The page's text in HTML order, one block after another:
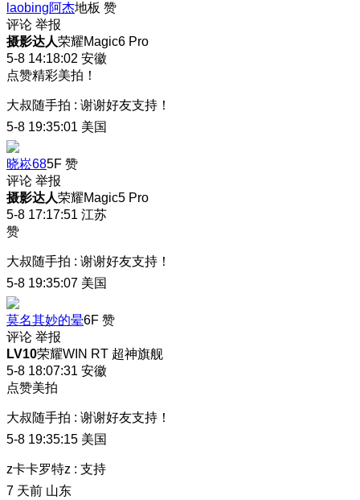
laobing阿杰地板 赞
评论 举报
摄影达人荣耀Magic6 Pro
5-8 14:18:02 安徽
点赞精彩美拍！
大叔随手拍 : 谢谢好友支持！
5-8 19:35:01 美国
晓崧685F 赞
评论 举报
摄影达人荣耀Magic5 Pro
5-8 17:17:51 江苏
赞
大叔随手拍 : 谢谢好友支持！
5-8 19:35:07 美国
莫名其妙的晕6F 赞
评论 举报
LV10荣耀WIN RT 超神旗舰
5-8 18:07:31 安徽
点赞美拍
大叔随手拍 : 谢谢好友支持！
5-8 19:35:15 美国
z卡卡罗特z : 支持
7 天前 山东